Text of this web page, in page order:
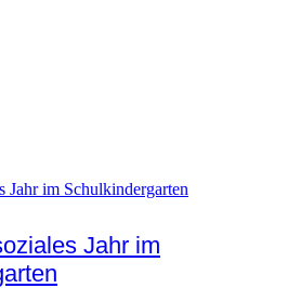
Jahr im Schulkindergarten
Jahr im